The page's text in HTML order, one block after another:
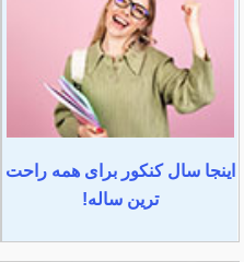
اینجا سال کنکور برای همه راحت
ترین ساله!